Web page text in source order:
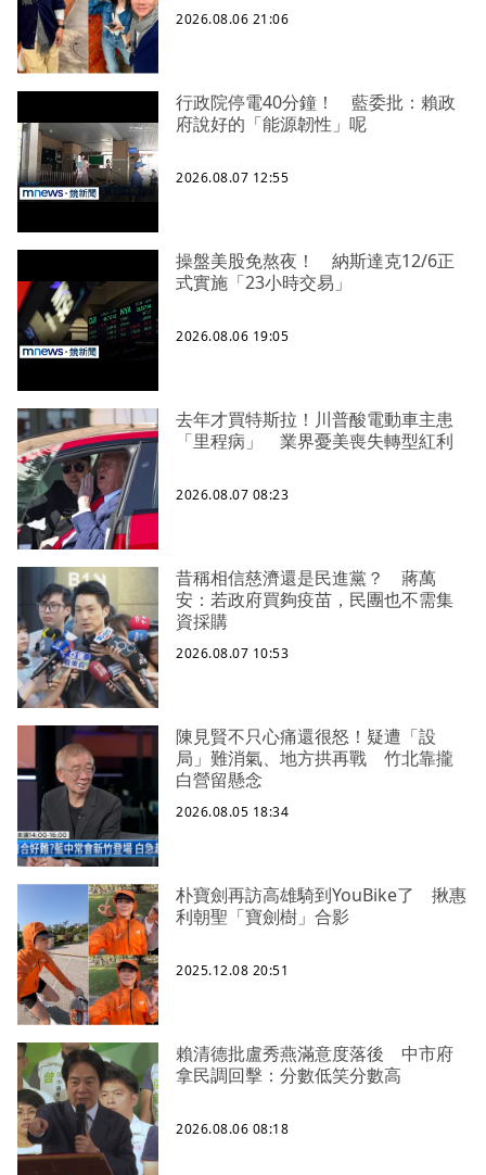
2026.08.06 21:06
行政院停電40分鐘！ 藍委批：賴政
府說好的「能源韌性」呢
2026.08.07 12:55
操盤美股免熬夜！ 納斯達克12/6正
式實施「23小時交易」
2026.08.06 19:05
去年才買特斯拉！川普酸電動車主患
「里程病」 業界憂美喪失轉型紅利
2026.08.07 08:23
昔稱相信慈濟還是民進黨？ 蔣萬
安：若政府買夠疫苗，民團也不需集
資採購
2026.08.07 10:53
陳見賢不只心痛還很怒！疑遭「設
局」難消氣、地方拱再戰 竹北靠攏
白營留懸念
2026.08.05 18:34
朴寶劍再訪高雄騎到YouBike了 揪惠
利朝聖「寶劍樹」合影
2025.12.08 20:51
賴清德批盧秀燕滿意度落後 中市府
拿民調回擊：分數低笑分數高
2026.08.06 08:18